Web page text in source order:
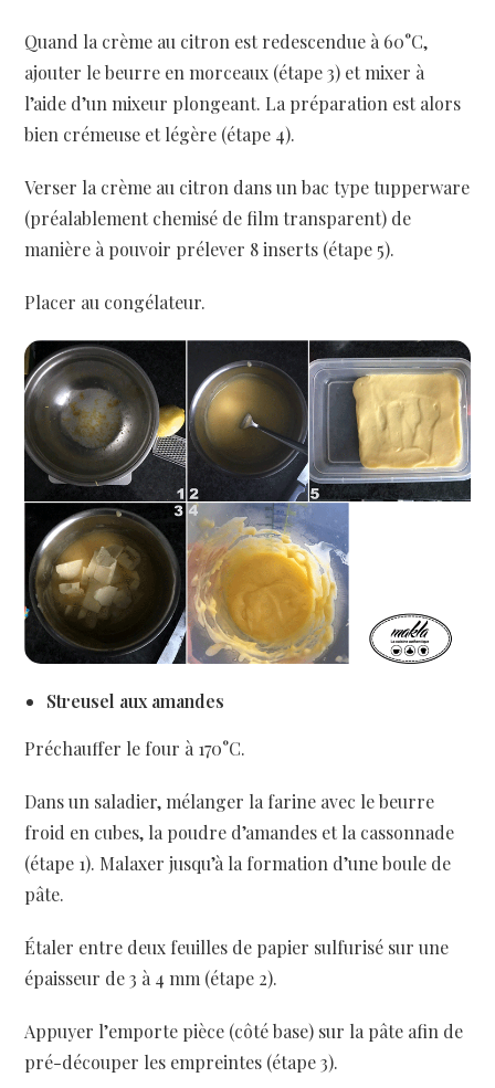
Quand la crème au citron est redescendue à 60°C,
ajouter le beurre en morceaux (étape 3) et mixer à
l’aide d’un mixeur plongeant. La préparation est alors
bien crémeuse et légère (étape 4).
Verser la crème au citron dans un bac type tupperware
(préalablement chemisé de film transparent) de
manière à pouvoir prélever 8 inserts (étape 5).
Placer au congélateur.
Streusel aux amandes
Préchauffer le four à 170°C.
Dans un saladier, mélanger la farine avec le beurre
froid en cubes, la poudre d’amandes et la cassonnade
(étape 1). Malaxer jusqu’à la formation d’une boule de
pâte.
Étaler entre deux feuilles de papier sulfurisé sur une
épaisseur de 3 à 4 mm (étape 2).
Appuyer l’emporte pièce (côté base) sur la pâte afin de
pré-découper les empreintes (étape 3).